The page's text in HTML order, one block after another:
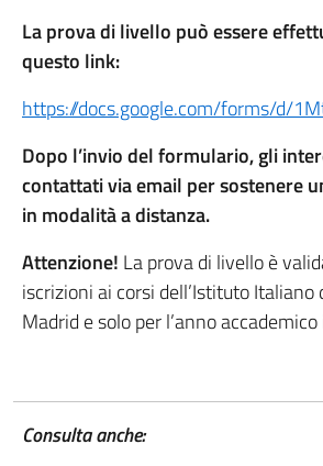
La prova di livello può essere
questo link:
https://docs.google.com/forms/d/
Dopo l’invio del formulario, gli
contattati via email per sostenere
in modalità a distanza.
Attenzione! La prova di livello è
iscrizioni ai corsi dell’Istituto Italiano
Madrid e solo per l’anno
Consulta anche: